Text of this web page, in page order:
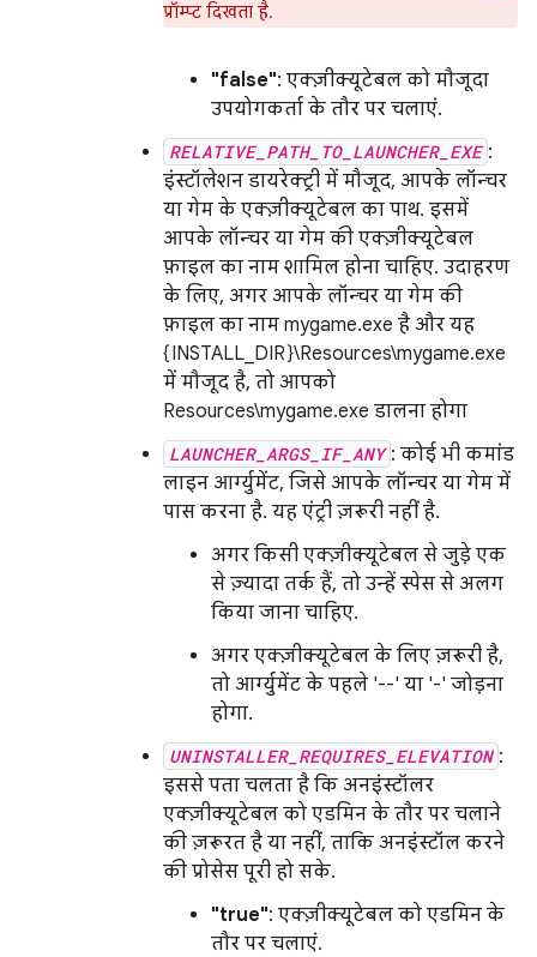
प्रॉम्प्ट दिखता है.
"false": एक्ज़ीक्यूटेबल को मौजूदा
उपयोगकर्ता के तौर पर चलाएं.
RELATIVE_PATH_TO_LAUNCHER_EXE :
इंस्टॉलेशन डायरेक्ट्री में मौजूद, आपके लॉन्चर
या गेम के एक्ज़ीक्यूटेबल का पाथ. इसमें
आपके लॉन्चर या गेम की एक्ज़ीक्यूटेबल
फ़ाइल का नाम शामिल होना चाहिए. उदाहरण
के लिए, अगर आपके लॉन्चर या गेम की
फ़ाइल का नाम mygame.exe है और यह
{INSTALL_DIR}\Resources\mygame.exe
में मौजूद है, तो आपको
Resources\mygame.exe डालना होगा
LAUNCHER_ARGS_IF_ANY : कोई भी कमांड
लाइन आर्ग्युमेंट, जिसे आपके लॉन्चर या गेम में
पास करना है. यह एंट्री ज़रूरी नहीं है.
अगर किसी एक्ज़ीक्यूटेबल से जुड़े एक
से ज़्यादा तर्क हैं, तो उन्हें स्पेस से अलग
किया जाना चाहिए.
अगर एक्ज़ीक्यूटेबल के लिए ज़रूरी है,
तो आर्ग्युमेंट के पहले '--' या '-' जोड़ना
होगा.
UNINSTALLER_REQUIRES_ELEVATION :
इससे पता चलता है कि अनइंस्टॉलर
एक्ज़ीक्यूटेबल को एडमिन के तौर पर चलाने
की ज़रूरत है या नहीं, ताकि अनइंस्टॉल करने
की प्रोसेस पूरी हो सके.
"true": एक्ज़ीक्यूटेबल को एडमिन के
तौर पर चलाएं.